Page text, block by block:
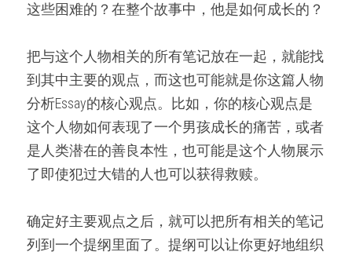
这些困难的？在整个故事中，他是如何成长的？
把与这个人物相关的所有笔记放在一起，就能找
到其中主要的观点，而这也可能就是你这篇人物
分析Essay的核心观点。比如，你的核心观点是
这个人物如何表现了一个男孩成长的痛苦，或者
是人类潜在的善良本性，也可能是这个人物展示
了即使犯过大错的人也可以获得救赎。
确定好主要观点之后，就可以把所有相关的笔记
列到一个提纲里面了。提纲可以让你更好地组织